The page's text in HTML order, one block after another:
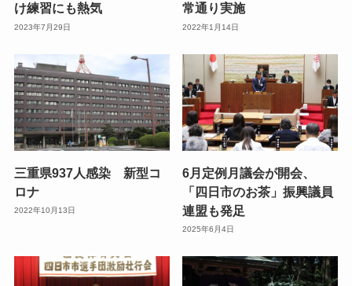
け練習にも熱気
2023年7月29日
常通り実施
2022年1月14日
三重県937人感染 新型コ
ロナ
2022年10月13日
6月定例月議会が開会、
「四日市のお茶」振興議員
連盟も発足
2025年6月4日